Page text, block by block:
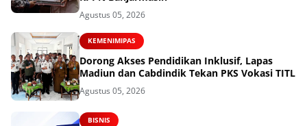
Agustus 05, 2026
KEMENIMIPAS
Dorong Akses Pendidikan Inklusif, Lapas
Madiun dan Cabdindik Tekan PKS Vokasi TITL
Agustus 05, 2026
BISNIS